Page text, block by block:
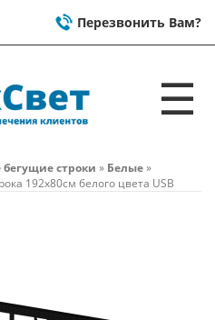
Перезвонить Вам?
☰
строки » Белые»
192x80см белого цвета USB